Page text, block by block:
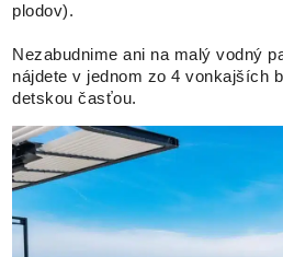
plodov).
Nezabudnime ani na malý vodný
nájdete v jednom zo 4 vonkajších
detskou časťou.